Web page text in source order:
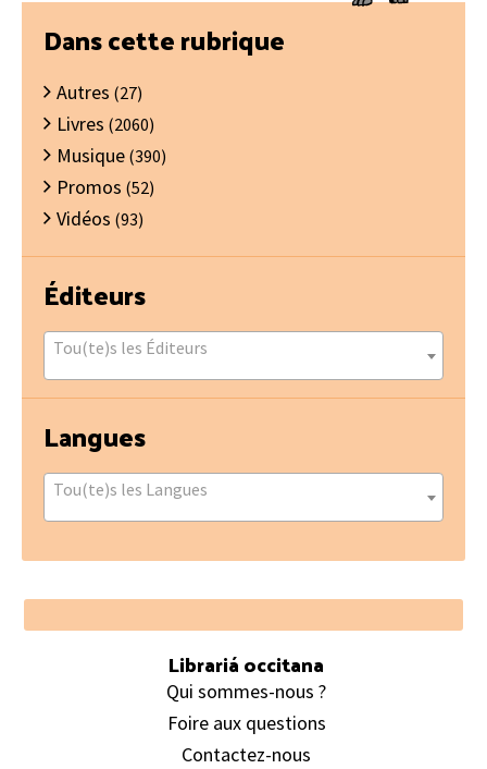
Barre
latérale
principale
Dans cette rubrique
Autres (27)
Livres (2060)
Musique (390)
Promos (52)
Vidéos (93)
Éditeurs
Tou(te)s les Éditeurs
Langues
Tou(te)s les Langues
Footer
Librariá occitana
Qui sommes-nous ?
Foire aux questions
Contactez-nous